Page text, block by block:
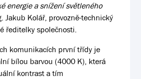
energie a snížení světleného
Jakub Kolář, provozně-technický
ředitelky společnosti.
komunikacích první třídy je
bílou barvou (4000 K), která
kontrast a tím